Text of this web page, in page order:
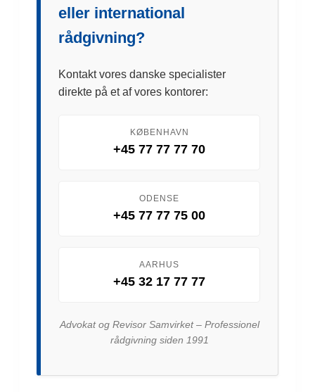
eller international
rådgivning?
Kontakt vores danske specialister
direkte på et af vores kontorer:
KØBENHAVN
+45 77 77 77 70
ODENSE
+45 77 77 75 00
AARHUS
+45 32 17 77 77
Advokat og Revisor Samvirket – Professionel
rådgivning siden 1991